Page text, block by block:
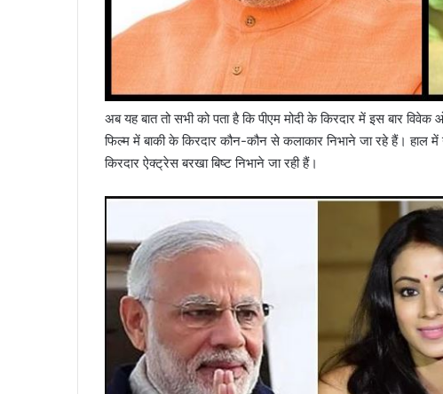
अब यह बात तो सभी को पता है कि पीएम मोदी के किरदार में इस बार
फिल्म में बाकी के किरदार कौन-कौन से कलाकार निभाने जा रहे हैं। हाल
किरदार ऐक्ट्रेस बरखा बिष्ट निभाने जा रही हैं।